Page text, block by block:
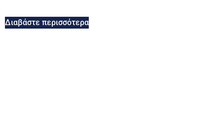
Διαβάστε περισσότερα